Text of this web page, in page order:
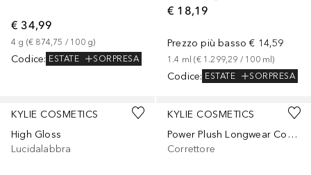
€ 34,99
4 g (€ 874,75 / 100 g)
Codice: ESTATE SORPRESA
€ 18,19
Prezzo più basso € 14,59
1.4 ml (€ 1.299,29 / 100 ml)
Codice: ESTATE SORPRESA
KYLIE COSMETICS
High Gloss
Lucidalabbra
KYLIE COSMETICS
Power Plush Longwear Concealer
Correttore
+33